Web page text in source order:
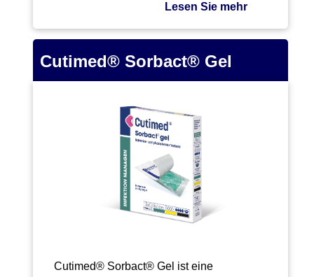
Lesen Sie mehr
Cutimed® Sorbact® Gel
Cutimed® Sorbact® Gel ist eine